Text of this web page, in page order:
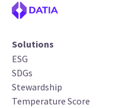
Solutions
ESG
SDGs
Stewardship
Temperature Score